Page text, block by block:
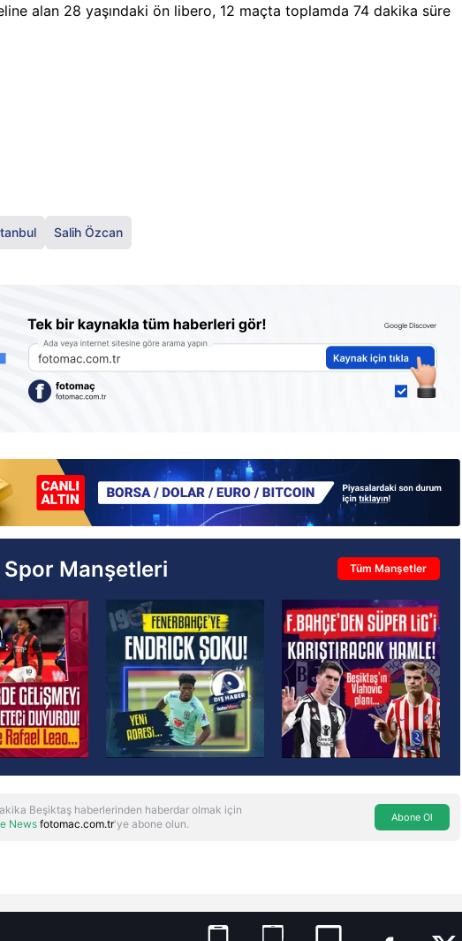
alan 28 yaşındaki ön libero, 12 maçta toplamda 74 dakika süre
Salih Özcan
Spor Manşetleri Tüm Manşetler
Beşiktaş haberlerinden haberdar olmak için
Newsfotomac.com.tr'ye abone olun. Abone Ol